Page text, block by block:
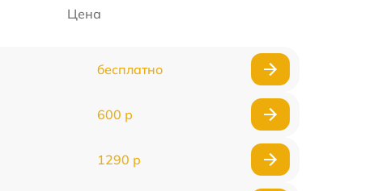
Цена
бесплатно
600 р
1290 р